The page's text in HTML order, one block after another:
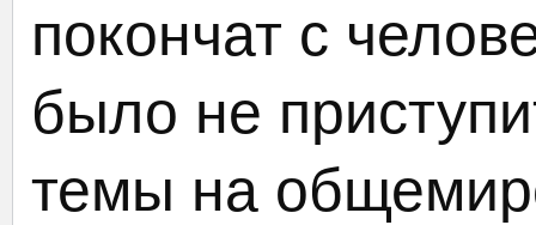
покончат с
было не
темы на